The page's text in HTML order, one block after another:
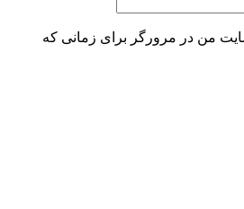
من در مرورگر برای زمانی که